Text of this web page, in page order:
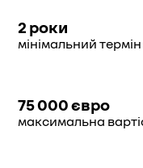
2 роки
мінімальний
75 000 євро
максимальна